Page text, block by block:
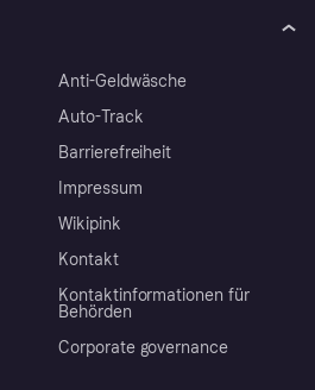
Anti-Geldwäsche
Auto-Track
Barrierefreiheit
Impressum
Wikipink
Kontakt
Kontaktinformationen für
Behörden
Corporate governance